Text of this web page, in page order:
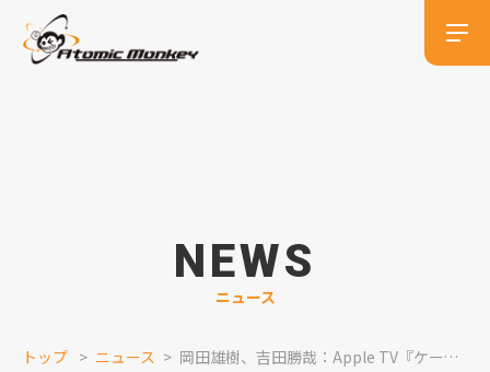
NEWS
ニュース
トップ ニュース 岡田雄樹、吉田勝哉：Apple TV『ケープ・フィアー』出演情報